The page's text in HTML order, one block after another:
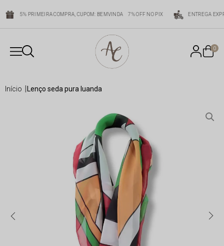
5% PRIMEIRA COMPRA, CUPOM: BEMVINDA 7% OFF NO PIX ENTREGA
0
início lenço seda pura luanda